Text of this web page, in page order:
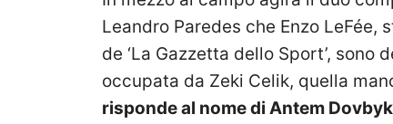
Leandro Paredes che Enzo LeFée,
de ‘La Gazzetta dello Sport’,
occupata da Zeki Celik, quella
risponde al nome di Antem Dovbyk